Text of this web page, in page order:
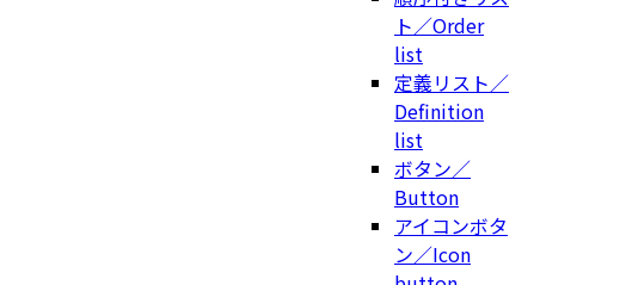
ト／Order
list
定義リスト／
Definition
list
ボタン／
Button
アイコンボタ
ン／Icon